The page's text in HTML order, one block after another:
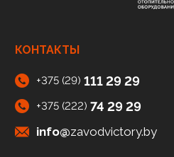
КОНТАКТЫ
+375 (29) 111 29 29
+375 (222) 74 29 29
info@zavodvictory.by